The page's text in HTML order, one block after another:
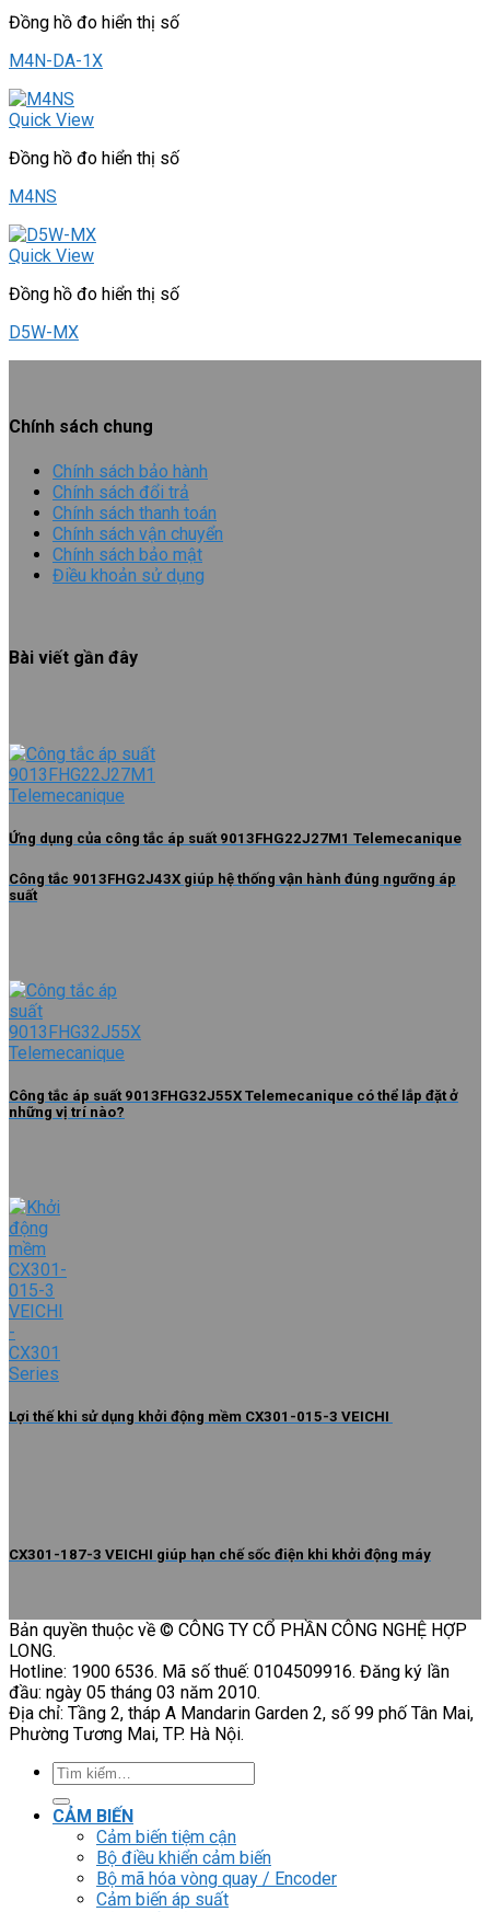
Đồng hồ đo hiển thị số
M4N-DA-1X
Quick View
Đồng hồ đo hiển thị số
M4NS
Quick View
Đồng hồ đo hiển thị số
D5W-MX
Chính sách chung
Chính sách bảo hành
Chính sách đổi trả
Chính sách thanh toán
Chính sách vận chuyển
Chính sách bảo mật
Điều khoản sử dụng
Bài viết gần đây
Ứng dụng của công tắc áp suất 9013FHG22J27M1 Telemecanique
Công tắc 9013FHG2J43X giúp hệ thống vận hành đúng ngưỡng áp
suất
Công tắc áp suất 9013FHG32J55X Telemecanique có thể lắp đặt ở
những vị trí nào?
Lợi thế khi sử dụng khởi động mềm CX301-015-3 VEICHI
CX301-187-3 VEICHI giúp hạn chế sốc điện khi khởi động máy
Bản quyền thuộc về © CÔNG TY CỔ PHẦN CÔNG NGHỆ HỢP
LONG.
Hotline: 1900 6536. Mã số thuế: 0104509916. Đăng ký lần
đầu: ngày 05 tháng 03 năm 2010.
Địa chỉ: Tầng 2, tháp A Mandarin Garden 2, số 99 phố Tân Mai,
Phường Tương Mai, TP. Hà Nội.
Tìm
kiếm:
CẢM BIẾN
Cảm biến tiệm cận
Bộ điều khiển cảm biến
Bộ mã hóa vòng quay / Encoder
Cảm biến áp suất